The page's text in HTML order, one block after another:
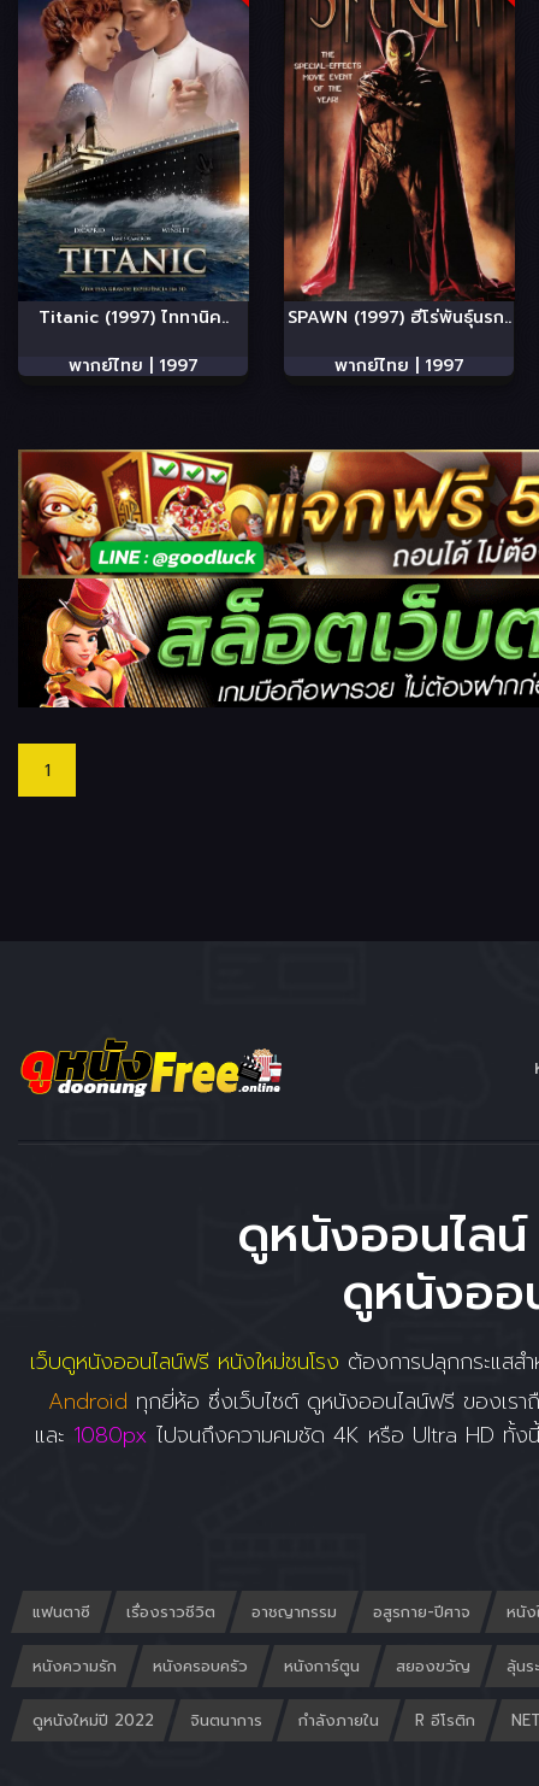
Titanic (1997) ไททานิค..
พากย์ไทย | 1997
SPAWN (1997) ฮีโร่พันธุ์นรก..
พากย์ไทย | 1997
1
ดูหนังออนไล
ดูหนังออ
เว็บดูหนังออนไลน์ฟรี หนังใหม่ชนโรง ต้องการปลุกกระแสส
Android ทุกยี่ห้อ ซึ่งเว็บไซต์ ดูหนังออนไลน์ฟรี ของเรา
และ 1080px ไปจนถึงความคมชัด 4K หรือ Ultra HD ทั้งนี้
แฟนตาซี เรื่องราวชีวิต อาชญากรรม อสูรกาย-ปีศาจ หนั
หนังความรัก หนังครอบครัว หนังการ์ตูน สยองขวัญ ลุ้นร
ดูหนังใหม่ปี 2022 จินตนาการ กำลังภายใน R อีโรติก